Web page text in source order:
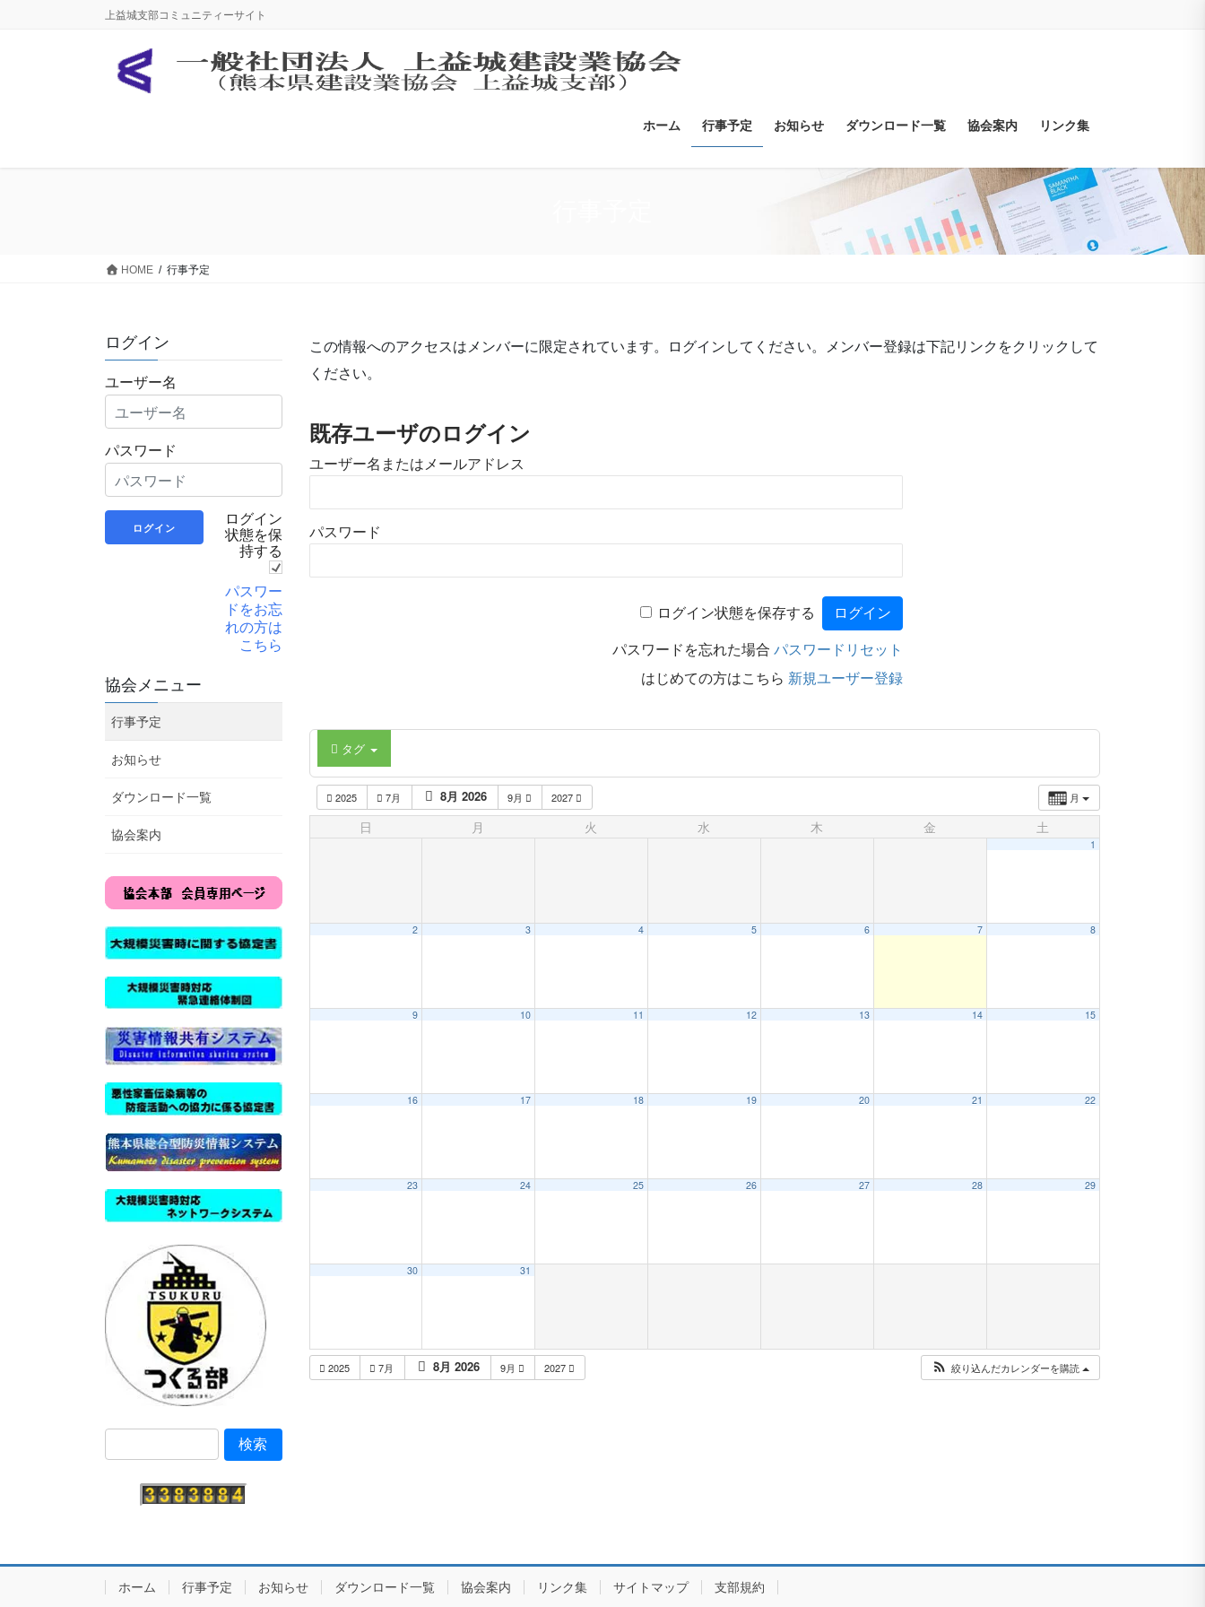
上益城支部コミュニティーサイト
ホーム 行事予定 お知らせ ダウンロード一覧 協会案内 リンク集
HOME 行事予定
この情報へのアクセスはメンバーに限定されています。ログインしてください。メンバー登録は下記リンクをクリックして
ください。
既存ユーザのログイン
ユーザー名またはメールアドレス
パスワード
ログイン状態を保存する
パスワードを忘れた場合 パスワードリセット
はじめての方はこちら 新規ユーザー登録
タグ
月
2025 7月 8月 2026 9月 2027
日 月 火 水 木 金 土
1
2 3 4 5 6 7 8
9 10 11 12 13 14 15
16 17 18 19 20 21 22
23 24 25 26 27 28 29
30 31
2025 7月 8月 2026 9月 2027 絞り込んだカレンダーを購読
ログイン
ユーザー名
パスワード
ログイン
状態を保
持する
パスワー
ドをお忘
れの方は
こちら
協会メニュー
行事予定
お知らせ
ダウンロード一覧
協会案内
ホーム 行事予定 お知らせ ダウンロード一覧 協会案内 リンク集 サイトマップ 支部規約